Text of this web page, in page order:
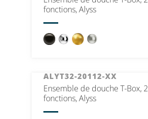
fonctions, Alyss
ALYT32-20112-XX
Ensemble de douche T-Box, 2
fonctions, Alyss